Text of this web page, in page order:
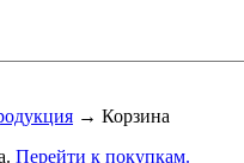
→ Корзина
Перейти к покупкам.